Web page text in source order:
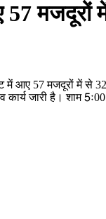
मजदूरों में
आए 57 मजदूरों में से 32
जारी है। शाम